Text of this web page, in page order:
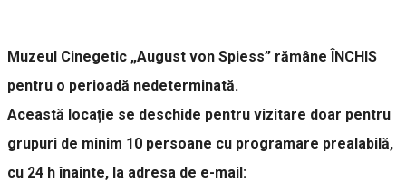
Muzeul Cinegetic „August von Spiess” rămâne ÎNCHIS
pentru o perioadă nedeterminată.
Această locație se deschide pentru vizitare doar pentru
grupuri de minim 10 persoane cu programare prealabilă,
cu 24 h înainte, la adresa de e-mail: